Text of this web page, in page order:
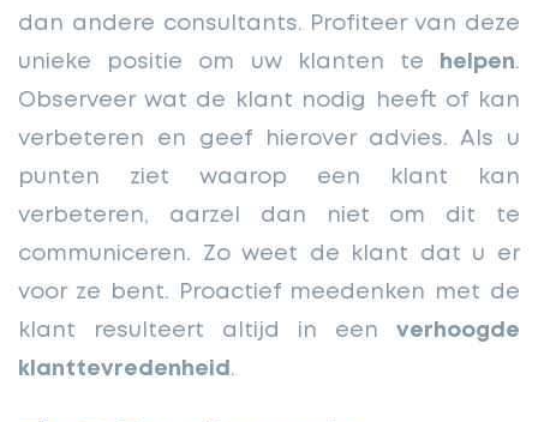
dan andere consultants. Profiteer van deze
unieke positie om uw klanten te
helpen.
Observeer wat de klant nodig heeft of kan
verbeteren en geef hierover advies. Als u
punten ziet waarop een klant kan
verbeteren, aarzel dan niet om dit te
communiceren. Zo weet de klant dat u er
voor ze bent. Proactief meedenken met de
klant resulteert altijd in een verhoogde
klanttevredenheid .